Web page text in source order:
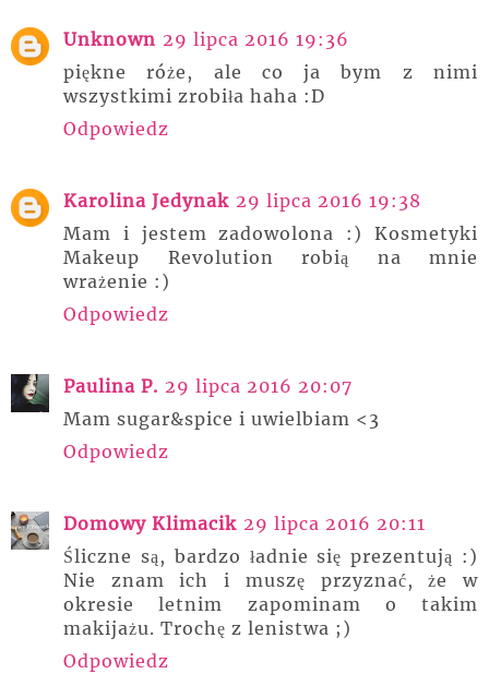
Unknown 29 lipca 2016 19:36
piękne róże, ale co ja bym z nimi
wszystkimi zrobiła haha :D
Odpowiedz
Karolina Jedynak 29 lipca 2016 19:38
Mam i jestem zadowolona :) Kosmetyki
Makeup Revolution robią na mnie
wrażenie :)
Odpowiedz
Paulina P. 29 lipca 2016 20:07
Mam sugar&spice i uwielbiam <3
Odpowiedz
Domowy Klimacik 29 lipca 2016 20:11
Śliczne są, bardzo ładnie się prezentują :)
Nie znam ich i muszę przyznać, że w
okresie letnim zapominam o takim
makijażu. Trochę z lenistwa ;)
Odpowiedz